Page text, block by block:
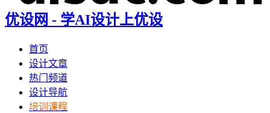
优设网 - 学AI设计上优设
首页
设计文章
热门频道
设计导航
培训课程